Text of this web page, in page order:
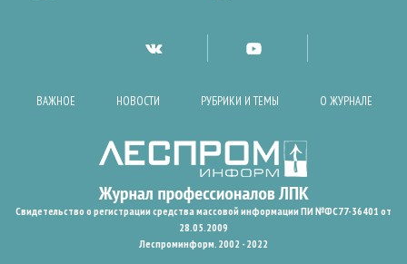
ВАЖНОЕ НОВОСТИ РУБРИКИ И ТЕМЫ О ЖУРНАЛЕ
Свидетельство о регистрации средства массовой информации ПИ №ФС77-36401 от
28.05.2009
Леспроминформ. 2002 - 2022